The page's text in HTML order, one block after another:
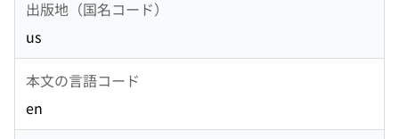
出版地（国名コード）
us
本文の言語コード
en